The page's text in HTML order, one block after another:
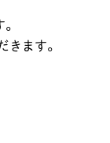
きます。